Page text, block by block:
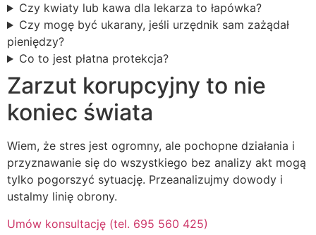
Czy kwiaty lub kawa dla lekarza to łapówka?
Czy mogę być ukarany, jeśli urzędnik sam zażądał
pieniędzy?
Co to jest płatna protekcja?
Zarzut korupcyjny to nie
koniec świata
Wiem, że stres jest ogromny, ale pochopne działania i
przyznawanie się do wszystkiego bez analizy akt mogą
tylko pogorszyć sytuację. Przeanalizujmy dowody i
ustalmy linię obrony.
Umów konsultację (tel. 695 560 425)